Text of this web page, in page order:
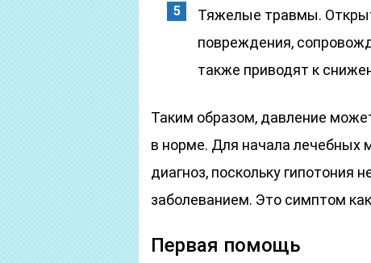
Тяжелые травмы.
повреждения,
также приводят к
Таким образом, давление
в норме. Для начала лечебных
диагноз, поскольку гипотония
заболеванием. Это симптом
Первая помощь